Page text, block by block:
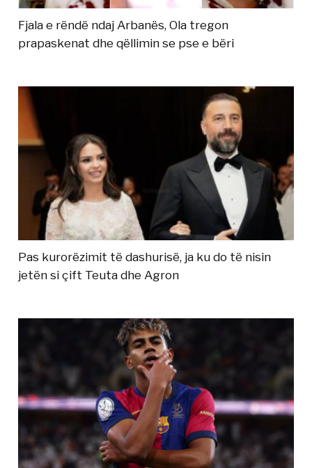
Fjala e rëndë ndaj Arbanës, Ola tregon
prapaskenat dhe qëllimin se pse e bëri
Pas kurorëzimit të dashurisë, ja ku do të nisin
jetën si çift Teuta dhe Agron